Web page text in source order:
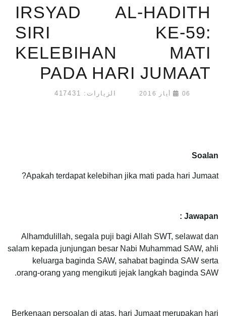
IRSYAD AL-HADITH
SIRI KE-59:
KELEBIHAN MATI
PADA HARI JUMAAT
06 أيار 2016 الزيارات: 417431
Soalan
Apakah terdapat kelebihan jika mati pada hari Jumaat?
Jawapan :
Alhamdulillah, segala puji bagi Allah SWT, selawat dan
salam kepada junjungan besar Nabi Muhammad SAW, ahli
keluarga baginda SAW, sahabat baginda SAW serta
orang-orang yang mengikuti jejak langkah baginda SAW.
Berkenaan persoalan di atas, hari Jumaat merupakan hari